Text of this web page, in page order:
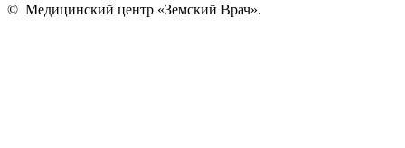
© Медицинский центр «Земский Врач».